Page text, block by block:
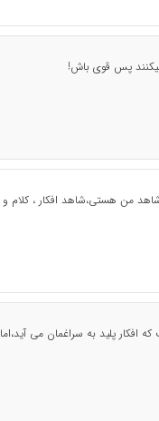
میکنند پس قوی باش!
من هستی،شاهد افکار ، کلام و
افکار پلید به سراغمان می آید،اما